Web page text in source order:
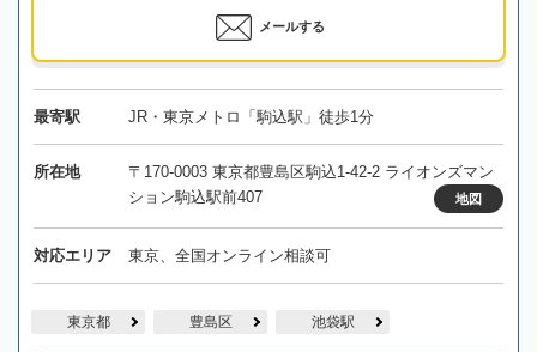
メールする
最寄駅 JR・東京メトロ「駒込駅」徒歩1分
所在地
〒170-0003 東京都豊島区駒込1-42-2 ライオンズマン
ション駒込駅前407
地図
対応エリア 東京、全国オンライン相談可
東京都 豊島区 池袋駅